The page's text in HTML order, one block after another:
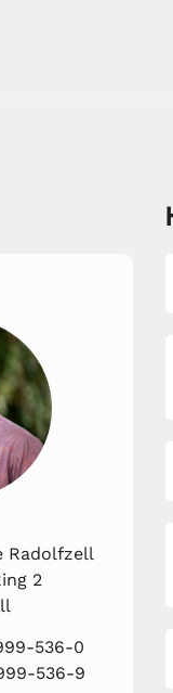
Radolfzell
2
536-0
536-9